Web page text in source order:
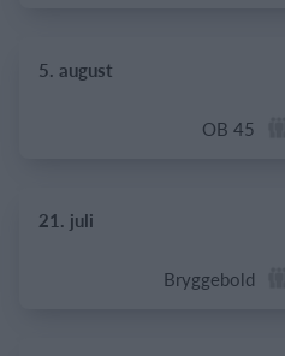
5. august
OB 45
21. juli
Bryggebold